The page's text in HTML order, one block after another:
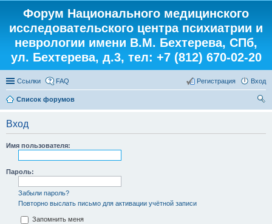
Форум Национального медицинского
исследовательского центра психиатрии и
неврологии имени В.М. Бехтерева, СПб,
ул. Бехтерева, д.3, тел: +7 (812) 670-02-20
Ссылки FAQ Вход
Регистрация
Список форумов
Вход
Имя пользователя:
Пароль:
Забыли пароль?
Повторно выслать письмо для активации учётной записи
Запомнить меня